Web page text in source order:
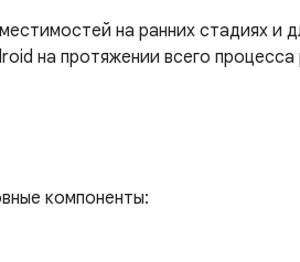
на ранних стадиях и
на протяжении всего процесса
компоненты: